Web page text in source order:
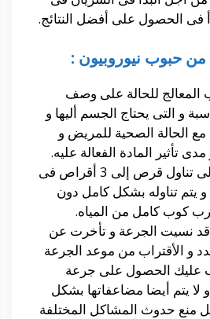
فى الحصول على أفضل النتائج.
من حبوب نيوروبيون :
المعالج للحالة على وصف
و التى يحتاج الجسم أليها و
مع الحالة الصحية للمريض و
تأثير المادة الفعالة عليه.
يتم العمل على تناول قرص إلى 3 أقراص فى
و يتم تناوله بشكل كامل دون
كوب كامل من المياه.
قد نسيت الجرعة و تأخرت عن
و الأقتراب من موعد الجرعة
عليك الحصول على جرعة
يتم أيضا مضاعفاتها بشكل
منع حدوث المشاكل المختلفة